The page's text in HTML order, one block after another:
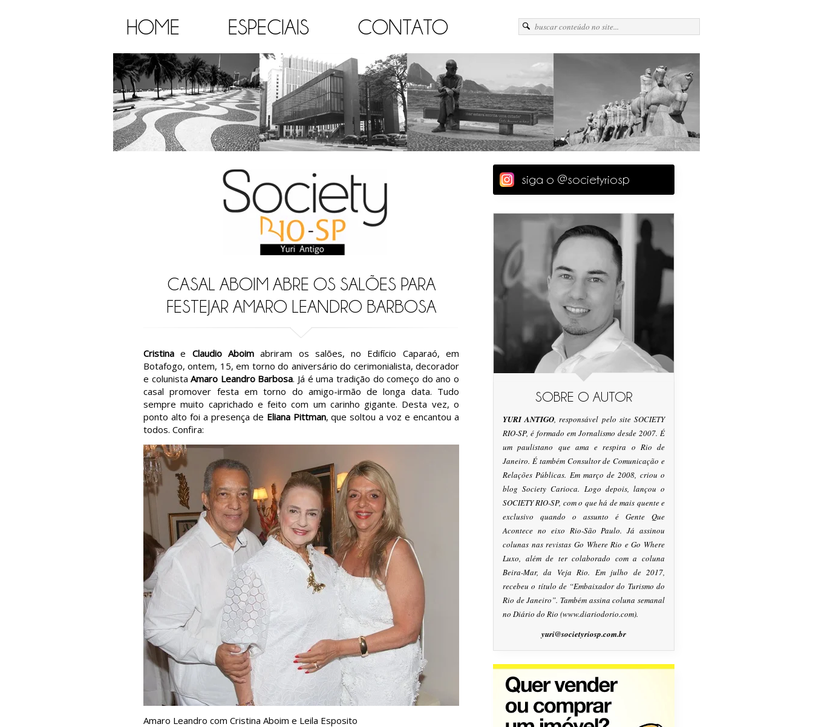
HOME ESPECIAIS CONTATO
CASAL ABOIM ABRE OS SALÕES PARA
FESTEJAR AMARO LEANDRO BARBOSA
Cristina e Claudio Aboimabriram os salões, no Edifício Caparaó, em
Botafogo, ontem, 15, em torno do aniversário do cerimonialista, decorador
e colunistaAmaro Leandro Barbosa. Já é uma tradição do começo do ano o
casal promover festa em torno do amigo-irmão de longa data. Tudo
sempre muito caprichado e feito com um carinho gigante. Desta vez, o
ponto alto foi a presença de Eliana Pittman, que soltou a voz e encantou a
todos. Confira:
Amaro Leandro com Cristina Aboim e Leila Esposito
siga o @societyriosp
SOBRE O AUTOR
YURI ANTIGO, responsável pelo site SOCIETY
RIO-SP, é formado em Jornalismo desde 2007. É
um paulistano que ama e respira o Rio de
Janeiro. É também Consultor de Comunicação e
Relações Públicas. Em março de 2008, criou o
blog Society Carioca. Logo depois, lançou o
SOCIETY RIO-SP, com o que há de mais quente e
exclusivo quando o assunto é Gente Que
Acontece no eixo Rio-São Paulo. Já assinou
colunas nas revistas Go Where Rio e Go Where
Luxo, além de ter colaborado com a coluna
Beira-Mar, da Veja Rio. Em julho de 2017,
recebeu o título de “Embaixador do Turismo do
Rio de Janeiro”. Também assina coluna semanal
no Diário do Rio (www.diariodorio.com).
yuri@societyriosp.com.br